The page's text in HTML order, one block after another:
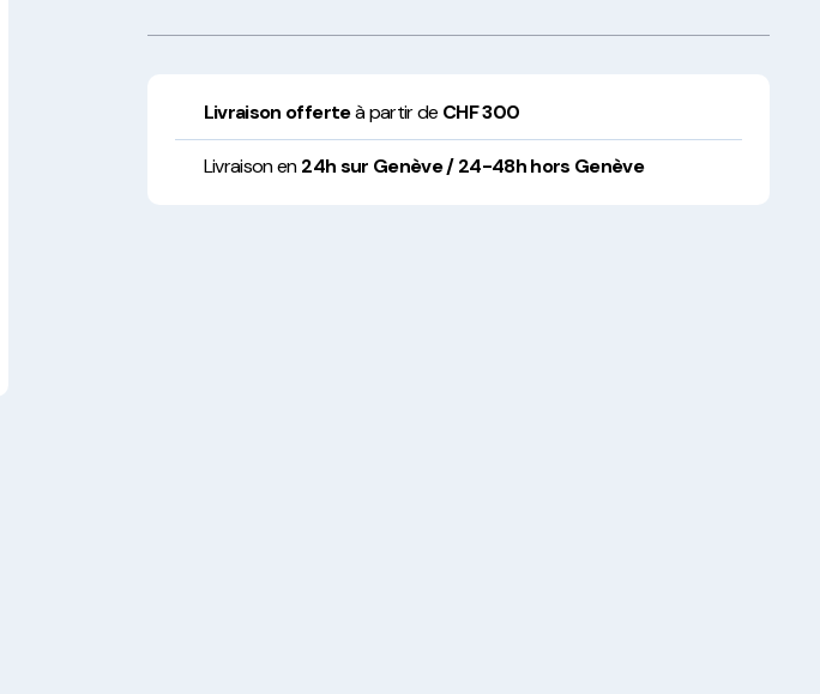
Saladiers krafts fabriqués
en Europe
Livraison offerteà partir de CHF 300
Livraison en24h sur Genève / 24-48h hors Genève